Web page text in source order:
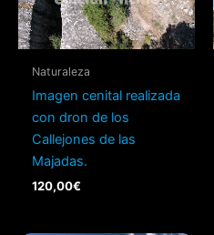
Naturaleza
Imagen cenital realizada
con dron de los
Callejones de las
Majadas.
120,00€